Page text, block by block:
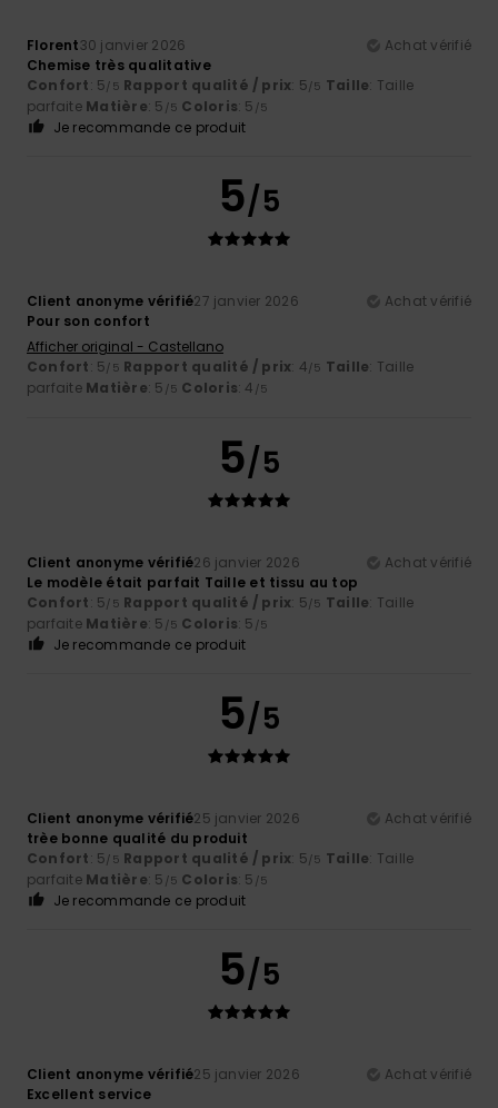
Florent30 janvier 2026
Achat vérifié
Chemise très qualitative
Confort: 5/5 Rapport qualité / prix: 5/5 Taille: Taille
parfaite Matière: 5 /5 Coloris: 5 /5
Je recommande ce produit
5/5
Client anonyme vérifié27 janvier 2026
Achat vérifié
Pour son confort
Afficher original - Castellano
Confort: 5/5 Rapport qualité / prix: 4/5 Taille: Taille
parfaite Matière: 5 /5 Coloris: 4 /5
5/5
Client anonyme vérifié26 janvier 2026
Achat vérifié
Le modèle était parfait Taille et tissu au top
Confort: 5/5 Rapport qualité / prix: 5/5 Taille: Taille
parfaite Matière: 5 /5 Coloris: 5 /5
Je recommande ce produit
5/5
Client anonyme vérifié25 janvier 2026
Achat vérifié
trèe bonne qualité du produit
Confort: 5/5 Rapport qualité / prix: 5/5 Taille: Taille
parfaite Matière: 5 /5 Coloris: 5 /5
Je recommande ce produit
5/5
Client anonyme vérifié25 janvier 2026
Achat vérifié
Excellent service